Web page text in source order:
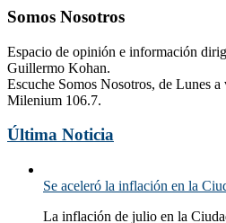
Somos Nosotros
Espacio de opinión e información
Guillermo Kohan.
Escuche Somos Nosotros, de Lunes
Milenium 106.7.
Última Noticia
Se aceleró la inflación en la
La inflación de julio en la